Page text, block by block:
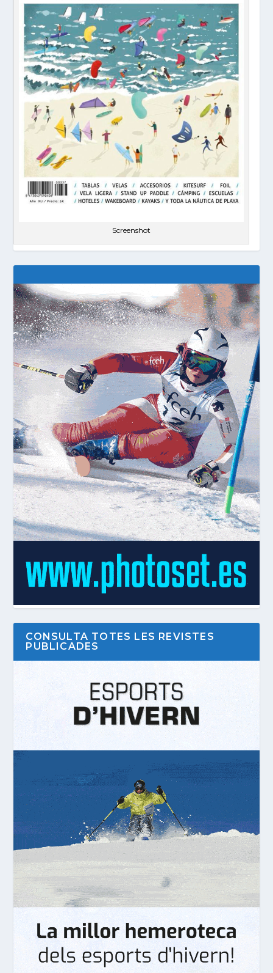
Screenshot
CONSULTA TOTES LES REVISTES
PUBLICADES